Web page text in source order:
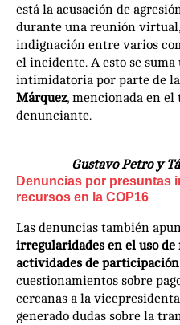
está la acusación de
durante una reunión
indignación entre varios
el incidente. A esto se
intimidatoria por parte de
Márquez, mencionada en el
denunciante.
Gustavo Petro y
Denuncias por presuntas
recursos en la COP16
Las denuncias también
irregularidades en el uso de
actividades de participación
cuestionamientos sobre
cercanas a la
generado dudas sobre la